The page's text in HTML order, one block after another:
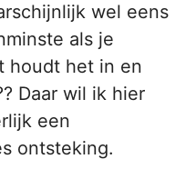
wel eens
als je
houdt het in en
Daar wil ik hier
een
ontsteking.